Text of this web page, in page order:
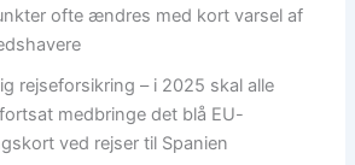
ofte ændres med kort varsel af
rejseforsikring – i 2025 skal alle
medbringe det blå EU-
ved rejser til Spanien